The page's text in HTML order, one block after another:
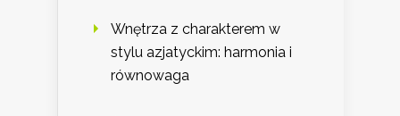
Wnętrza z charakterem w
stylu azjatyckim: harmonia i
równowaga